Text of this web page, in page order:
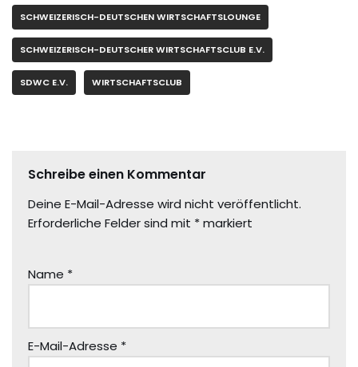
SCHWEIZERISCH-DEUTSCHEN WIRTSCHAFTSLOUNGE
SCHWEIZERISCH-DEUTSCHER WIRTSCHAFTSCLUB E.V.
SDWC E.V. WIRTSCHAFTSCLUB
Schreibe einen Kommentar
Deine E-Mail-Adresse wird nicht veröffentlicht.
Erforderliche Felder sind mit *markiert
Name *
E-Mail-Adresse *